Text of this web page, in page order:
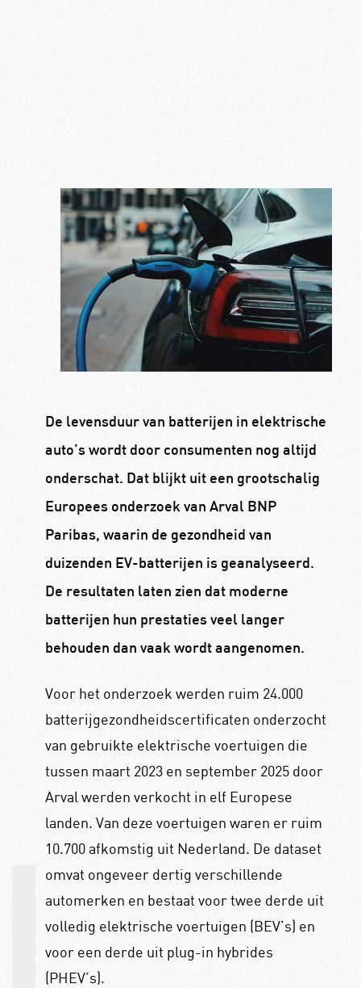
De levensduur van batterijen in elektrische
auto’s wordt door consumenten nog altijd
onderschat. Dat blijkt uit een grootschalig
Europees onderzoek van Arval BNP
Paribas, waarin de gezondheid van
duizenden EV-batterijen is geanalyseerd.
De resultaten laten zien dat moderne
batterijen hun prestaties veel langer
behouden dan vaak wordt aangenomen.
Voor het onderzoek werden ruim 24.000
batterijgezondheidscertificaten onderzocht
van gebruikte elektrische voertuigen die
tussen maart 2023 en september 2025 door
Arval werden verkocht in elf Europese
landen. Van deze voertuigen waren er ruim
10.700 afkomstig uit Nederland. De dataset
omvat ongeveer dertig verschillende
automerken en bestaat voor twee derde uit
volledig elektrische voertuigen (BEV’s) en
voor een derde uit plug-in hybrides
(PHEV’s).